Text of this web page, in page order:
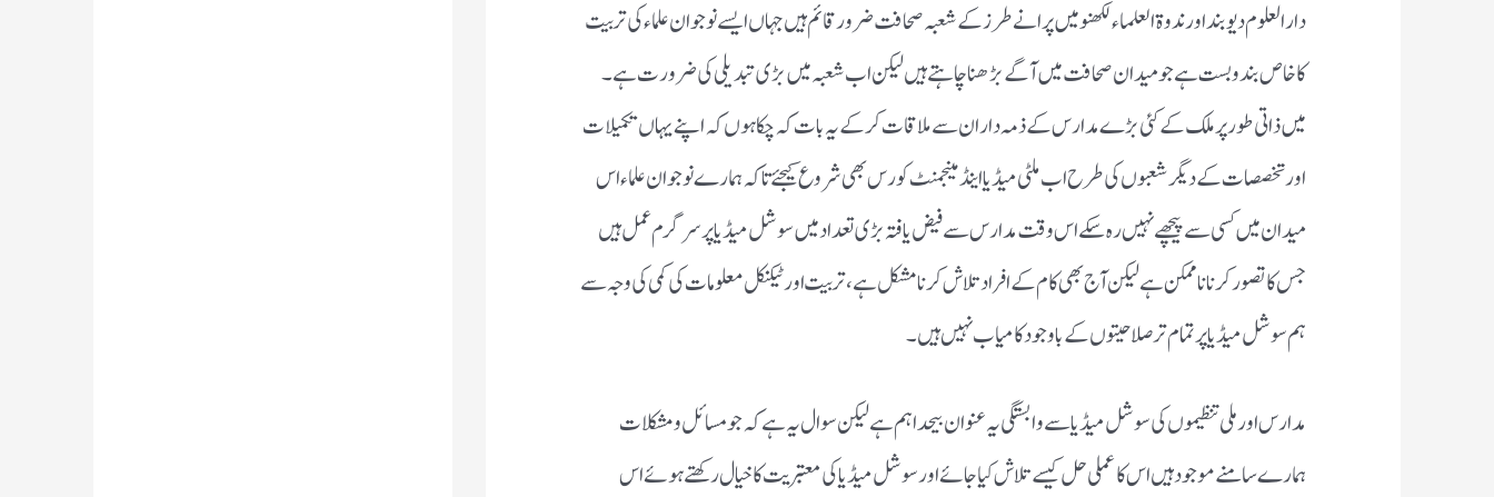
دارالعلوم دیوبند اور ندوۃ العلماء لکھنو میں پرانے طرز کے شعبہ صحافت ضرور قائم ہیں جہاں ایسے نوجوان علماء کی تربیت
کاخاص بندوبست ہے جو میدان صحافت میں آگے بڑھناچاہتے ہیں لیکن اب شعبہ میں بڑی تبدیلی کی ضرورت ہے۔
میں ذاتی طورپرملک کے کئی بڑے مدارس کے ذمہ داران سے ملاقات کر کے یہ بات کہ چکاہوں کہ اپنے یہاں تکمیلات
اور تخصصات کے دیگر شعبوں کی طرح اب ملٹی میڈیااینڈ مینجمنٹ کورس بھی شروع کیجئے تاکہ ہمارے نوجوان علماء اس
میدان میں کسی سے پیچھے نہیں رہ سکے اس وقت مدارس سے فیض یافتہ بڑی تعداد میں سوشل میڈیا پر سرگرم عمل ہیں
جس کاتصورکرنا ناممکن ہے لیکن آج بھی کام کے افراد تلاش کرنامشکل ہے، تربیت اور ٹیکنیکل معلومات کی کمی کی وجہ سے
ہم سوشل میڈیا پر تمام تر صلاحیتوں کے باوجود کامیاب نہیں ہیں۔
مدارس اور ملی تنظیموں کی سوشل میڈیا سے وابستگی یہ عنوان بیحد اہم ہے لیکن سوال یہ ہے کہ جو مسائل و مشکلات
ہمارے سامنے موجود ہیں اس کا عملی حل کیسے تلاش کیاجائے اور سوشل میڈیا کی معتبریت کا خیال رکھتے ہوئے اس